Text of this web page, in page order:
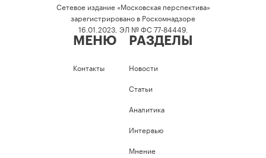
Сетевое издание «Московская перспектива»
зарегистрировано в Роскомнадзоре
16.01.2023, ЭЛ № ФС 77-84449.
МЕНЮ
Контакты
РАЗДЕЛЫ
Новости
Статьи
Аналитика
Интервью
Мнение